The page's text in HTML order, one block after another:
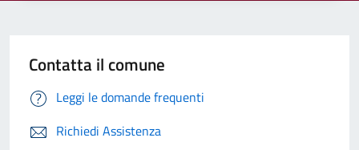
Contatta il comune
Leggi le domande frequenti
Richiedi Assistenza